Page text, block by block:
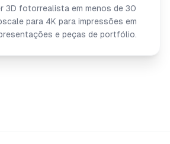
3D fotorrealista em menos de 30
para 4K para impressões em
e peças de portfólio.